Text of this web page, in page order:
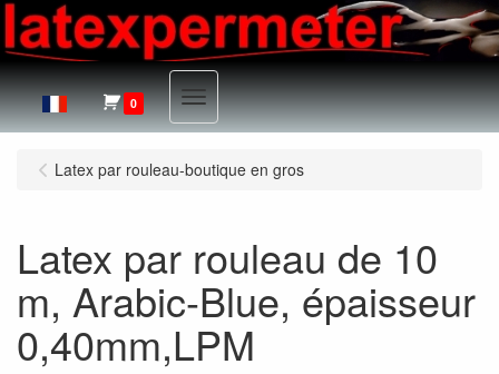
0 Menu
Latex par rouleau-boutique en gros
Latex par rouleau de 10
m, Arabic-Blue, épaisseur
0,40mm,LPM